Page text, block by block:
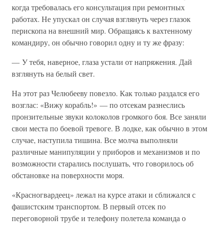
когда требовалась его консультация при ремонтных
работах. Не упускал он случая взглянуть через глазок
перископа на внешний мир. Обращаясь к вахтенному
командиру, он обычно говорил одну и ту же фразу:
— У тебя, наверное, глаза устали от напряжения. Дай
взглянуть на белый свет.
На этот раз Челюбееву повезло. Как только раздался его
возглас: «Вижу корабль!» — по отсекам разнеслись
пронзительные звуки колоколов громкого боя. Все заняли
свои места по боевой тревоге. В лодке, как обычно в этом
случае, наступила тишина. Все молча выполняли
различные манипуляции у приборов и механизмов и по
возможности старались послушать, что говорилось об
обстановке на поверхности моря.
«Красногвардеец» лежал на курсе атаки и сближался с
фашистским транспортом. В первый отсек по
переговорной трубе и телефону полетела команда о